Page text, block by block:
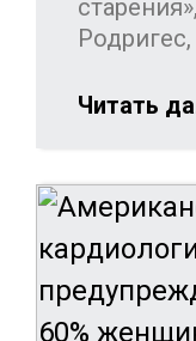
Читать